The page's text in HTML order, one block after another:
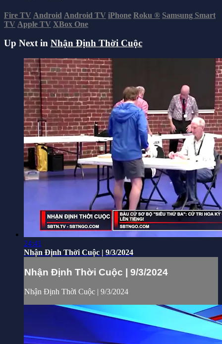
Fire TV Android Android TV iPhone Roku ® Samsung Smart
TV Apple TV XBox One
Up Next in Nhận Định Thời Cuộc
24:41
Nhận Định Thời Cuộc | 9/3/2024
Nhận Định Thời Cuộc | 9/3/2024
Nhận Định Thời Cuộc | 9/3/2024